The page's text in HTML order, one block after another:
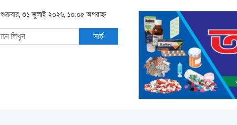
শুক্রবার, ৩১ জুলাই ২০২৬, ১০:০৫ অপরাহ্ন
সার্চ